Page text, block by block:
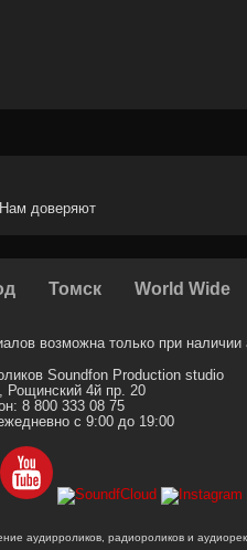
Томск World Wide
возможна только при наличии
Soundfon Production studio
, Рощинский 4й пр. 20
8 800 333 08 75
с 9:00 до 19:00
аудирроликов, радиороликов и